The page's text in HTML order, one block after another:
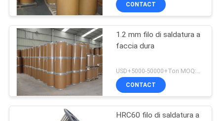
CONTACT
1.2 mm filo di saldatura a
faccia dura
CONTACT
HRC60 filo di saldatura a